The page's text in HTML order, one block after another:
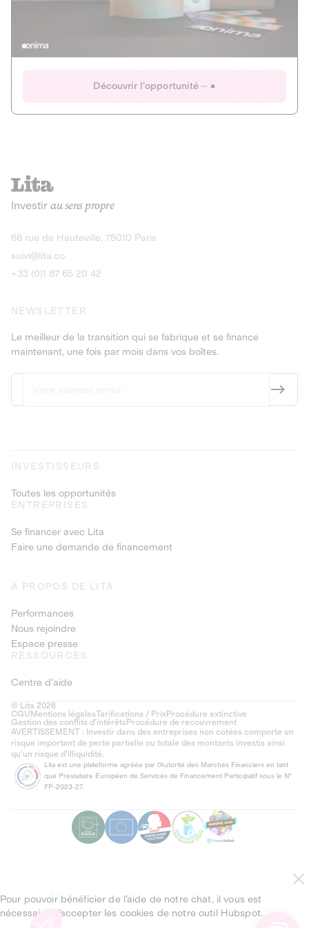
IR 50% JEIR
Découvrir l'opportunité
Ouverture imminente
Onima
CAPITAL INVESTISSEMENT MIEUX MANGER
AGRICULTURE ET ALIMENTATION
Actions
Gain potentiel
Découvrir l'opportunité
Investir au sens propre
68 rue de Hauteville, 75010 Paris
suivi@lita.co
+33 (0)1 87 65 20 42
NEWSLETTER
Le meilleur de la transition qui se fabrique et se finance
maintenant, une fois par mois dans vos boîtes.
INVESTISSEURS
Toutes les opportunités
ENTREPRISES
Se financer avec Lita
Faire une demande de financement
À PROPOS DE LITA
Performances
Nous rejoindre
Espace presse
RESSOURCES
Centre d'aide
© Lita 2026
CGU Mentions légalesTarifications / PrixProcédure extinctive
Gestion des conflits d’intérêtsProcédure de recouvrement
AVERTISSEMENT : Investir dans des entreprises non cotées comporte un
risque important de perte partielle ou totale des montants investis ainsi
qu'un risque d'illiquidité.
Lita est une plateforme agréée par l'Autorité des Marchés Financiers en tant
que Prestataire Européen de Services de Financement Participatif sous le N°
FP-2023-27.
Pour pouvoir bénéficier de l’aide de notre chat, il vous est
nécessaire d’accepter les cookies de notre outil Hubspot.